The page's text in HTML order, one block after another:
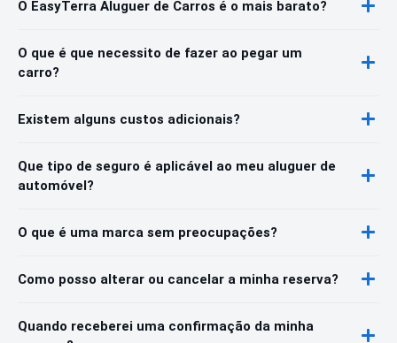
O EasyTerra Aluguer de Carros é o mais barato?
O que é que necessito de fazer ao pegar um
carro?
Existem alguns custos adicionais?
Que tipo de seguro é aplicável ao meu aluguer de
automóvel?
O que é uma marca sem preocupações?
Como posso alterar ou cancelar a minha reserva?
Quando receberei uma confirmação da minha